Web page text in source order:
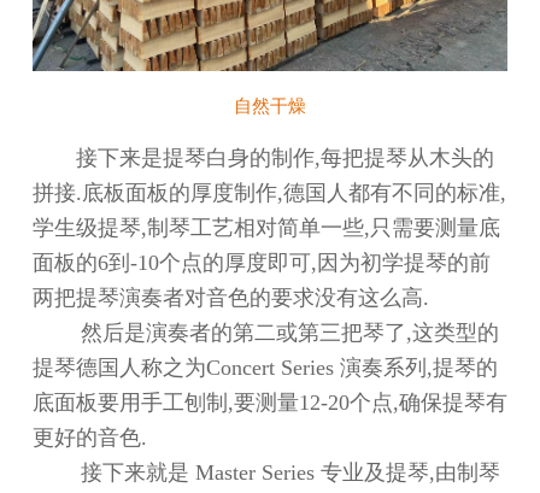
自然干燥
接下来是提琴白身的制作,每把提琴从木头的
拼接.底板面板的厚度制作,德国人都有不同的标准,
学生级提琴,制琴工艺相对简单一些,只需要测量底
面板的6到-10个点的厚度即可,因为初学提琴的前
两把提琴演奏者对音色的要求没有这么高.
然后是演奏者的第二或第三把琴了,这类型的
提琴德国人称之为Concert Series 演奏系列,提琴的
底面板要用手工刨制,要测量12-20个点,确保提琴有
更好的音色.
接下来就是 Master Series 专业及提琴,由制琴